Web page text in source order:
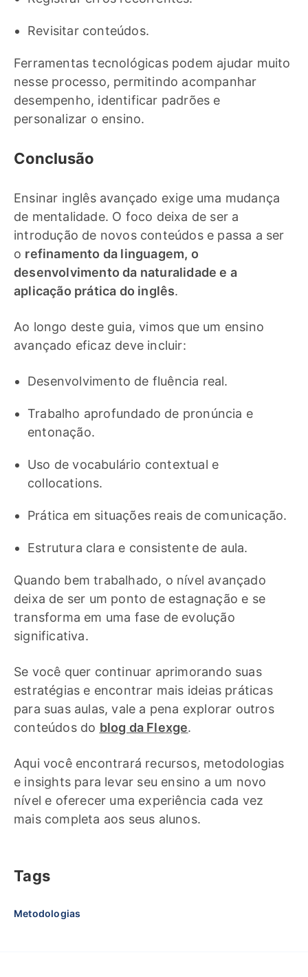
Revisitar conteúdos.
Ferramentas tecnológicas podem ajudar muito
nesse processo, permitindo acompanhar
desempenho, identificar padrões e
personalizar o ensino.
Conclusão
Ensinar inglês avançado exige uma mudança
de mentalidade. O foco deixa de ser a
introdução de novos conteúdos e passa a ser
o refinamento da linguagem, o
desenvolvimento da naturalidade e a
aplicação prática do inglês.
Ao longo deste guia, vimos que um ensino
avançado eficaz deve incluir:
Desenvolvimento de fluência real.
Trabalho aprofundado de pronúncia e
entonação.
Uso de vocabulário contextual e
collocations.
Prática em situações reais de comunicação.
Estrutura clara e consistente de aula.
Quando bem trabalhado, o nível avançado
deixa de ser um ponto de estagnação e se
transforma em uma fase de evolução
significativa.
Se você quer continuar aprimorando suas
estratégias e encontrar mais ideias práticas
para suas aulas, vale a pena explorar outros
conteúdos do blog da Flexge.
Aqui você encontrará recursos, metodologias
e insights para levar seu ensino a um novo
nível e oferecer uma experiência cada vez
mais completa aos seus alunos.
Tags
Metodologias